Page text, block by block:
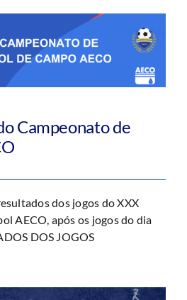
Campeonato de
dos jogos do XXX
AECO, após os jogos do dia
DOS JOGOS